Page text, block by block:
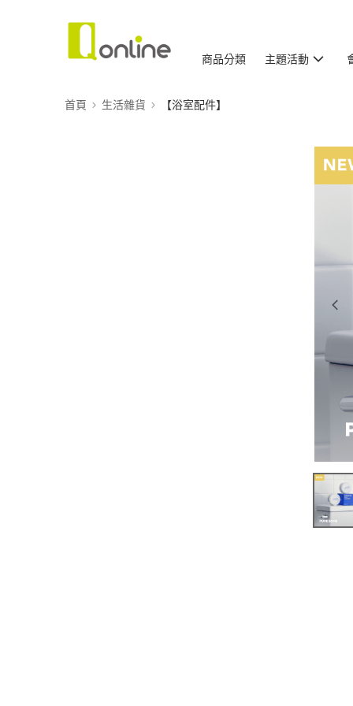
商品分類 主題活動
首頁 生活雜貨 【浴室配件】